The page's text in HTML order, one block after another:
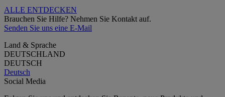
ALLE ENTDECKEN
Brauchen Sie Hilfe? Nehmen Sie Kontakt auf.
Senden Sie uns eine E-Mail
Land & Sprache
DEUTSCHLAND
DEUTSCH
Deutsch
Social Media